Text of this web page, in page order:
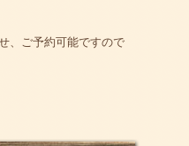
、ご予約可能ですので